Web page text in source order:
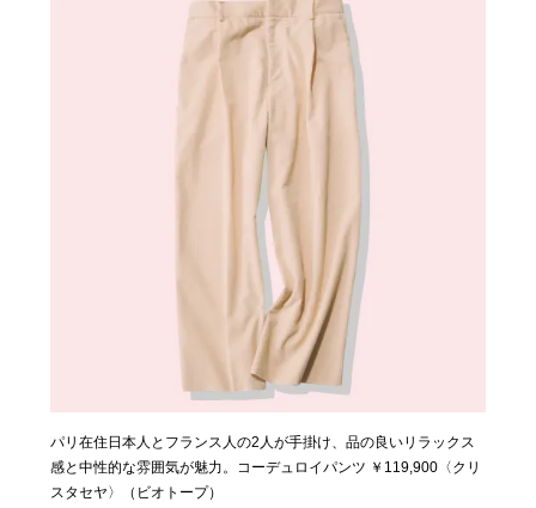
パリ在住日本人とフランス人の2人が手掛け、品の良いリラックス
感と中性的な雰囲気が魅力。コーデュロイパンツ ￥119,900〈クリ
スタセヤ〉（ビオトープ）
リアルクローズを極めたブランドらしく、使い勝手も着心地も最
高。Vネックニット ￥91,300〈ケイト〉（ビオトープ）